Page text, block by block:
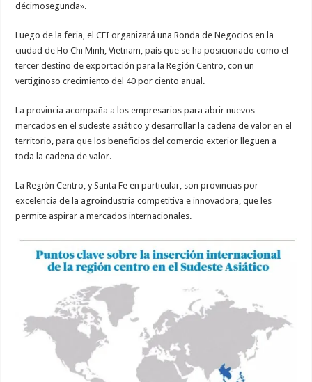
décimosegunda».
Luego de la feria, el CFI organizará una Ronda de Negocios en la
ciudad de Ho Chi Minh, Vietnam, país que se ha posicionado como el
tercer destino de exportación para la Región Centro, con un
vertiginoso crecimiento del 40 por ciento anual.
La provincia acompaña a los empresarios para abrir nuevos
mercados en el sudeste asiático y desarrollar la cadena de valor en el
territorio, para que los beneficios del comercio exterior lleguen a
toda la cadena de valor.
La Región Centro, y Santa Fe en particular, son provincias por
excelencia de la agroindustria competitiva e innovadora, que les
permite aspirar a mercados internacionales.